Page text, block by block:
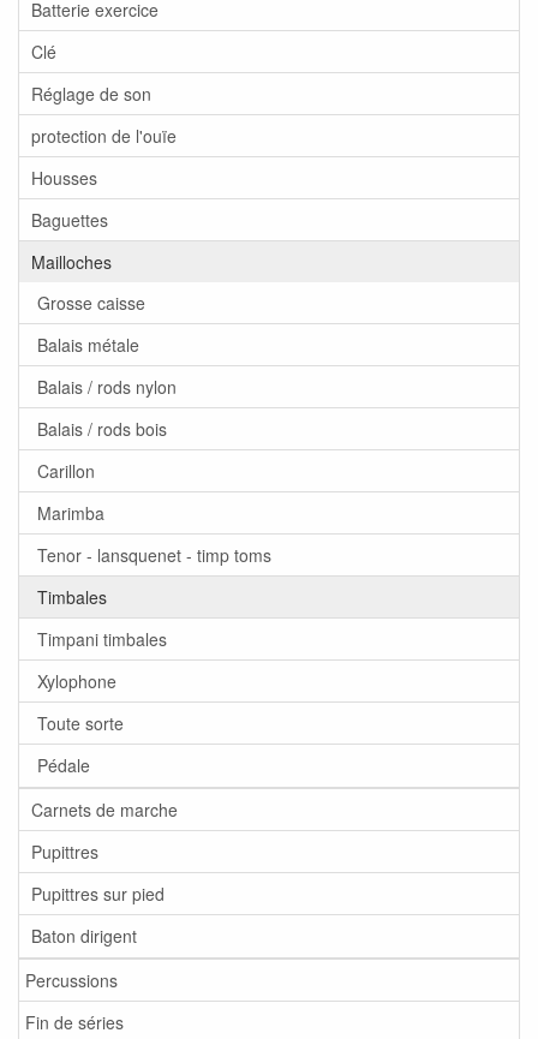
Batterie exercice
Clé
Réglage de son
protection de l'ouïe
Housses
Baguettes
Mailloches
Grosse caisse
Balais métale
Balais / rods nylon
Balais / rods bois
Carillon
Marimba
Tenor - lansquenet - timp toms
Timbales
Timpani timbales
Xylophone
Toute sorte
Pédale
Carnets de marche
Pupittres
Pupittres sur pied
Baton dirigent
Percussions
Fin de séries